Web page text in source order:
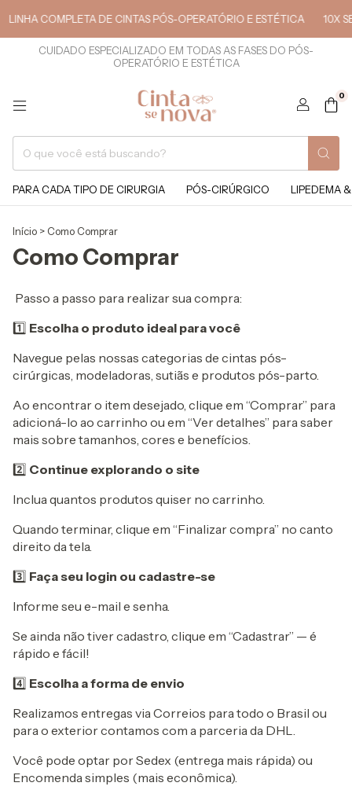
LINHA COMPLETA DE CINTAS PÓS-OPERATÓRIO E ESTÉTICA 10X
CUIDADO ESPECIALIZADO EM TODAS AS FASES DO PÓS-
OPERATÓRIO E ESTÉTICA
0
PARA CADA TIPO DE CIRURGIA PÓS-CIRÚRGICO LIPEDEMA
Início > Como Comprar
Como Comprar
Passo a passo para realizar sua compra:
1️⃣ Escolha o produto ideal para você
Navegue pelas nossas categorias de cintas pós-
cirúrgicas, modeladoras, sutiãs e produtos pós-parto.
Ao encontrar o item desejado, clique em “Comprar” para
adicioná-lo ao carrinho ou em “Ver detalhes” para saber
mais sobre tamanhos, cores e benefícios.
2️⃣ Continue explorando o site
Inclua quantos produtos quiser no carrinho.
Quando terminar, clique em “Finalizar compra” no canto
direito da tela.
3️⃣ Faça seu login ou cadastre-se
Informe seu e-mail e senha.
Se ainda não tiver cadastro, clique em “Cadastrar” — é
rápido e fácil!
4️⃣ Escolha a forma de envio
Realizamos entregas via Correios para todo o Brasil ou
para o exterior contamos com a parceria da DHL.
Você pode optar por Sedex (entrega mais rápida) ou
Encomenda simples (mais econômica).